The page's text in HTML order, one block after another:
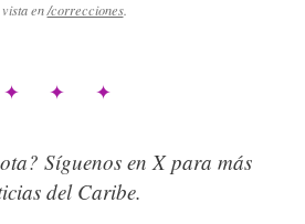
en /correcciones.
✦ ✦ ✦
Síguenos en X para más
del Caribe.